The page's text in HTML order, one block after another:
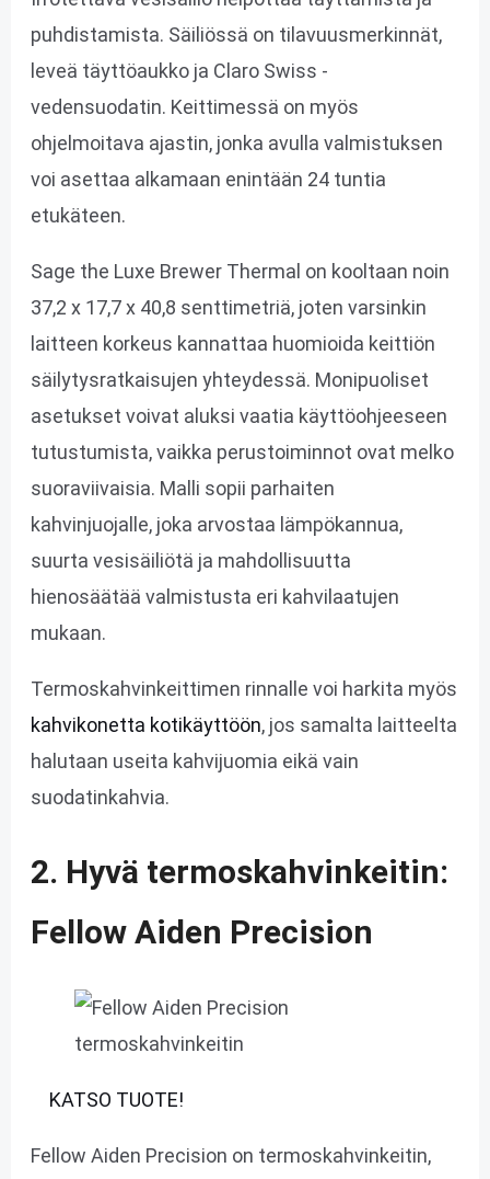
puhdistamista. Säiliössä on tilavuusmerkinnät,
leveä täyttöaukko ja Claro Swiss -
vedensuodatin. Keittimessä on myös
ohjelmoitava ajastin, jonka avulla valmistuksen
voi asettaa alkamaan enintään 24 tuntia
etukäteen.
Sage the Luxe Brewer Thermal on kooltaan noin
37,2 x 17,7 x 40,8 senttimetriä, joten varsinkin
laitteen korkeus kannattaa huomioida keittiön
säilytysratkaisujen yhteydessä. Monipuoliset
asetukset voivat aluksi vaatia käyttöohjeeseen
tutustumista, vaikka perustoiminnot ovat melko
suoraviivaisia. Malli sopii parhaiten
kahvinjuojalle, joka arvostaa lämpökannua,
suurta vesisäiliötä ja mahdollisuutta
hienosäätää valmistusta eri kahvilaatujen
mukaan.
Termoskahvinkeittimen rinnalle voi harkita myös
kahvikonetta kotikäyttöön, jos samalta laitteelta
halutaan useita kahvijuomia eikä vain
suodatinkahvia.
2. Hyvä termoskahvinkeitin:
Fellow Aiden Precision
KATSO TUOTE!
Fellow Aiden Precision on termoskahvinkeitin,